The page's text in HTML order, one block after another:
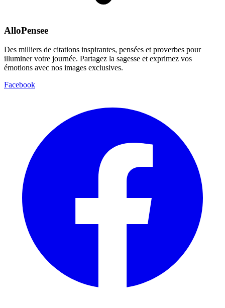
AlloPensee
Des milliers de citations inspirantes, pensées et proverbes pour
illuminer votre journée. Partagez la sagesse et exprimez vos
émotions avec nos images exclusives.
Facebook